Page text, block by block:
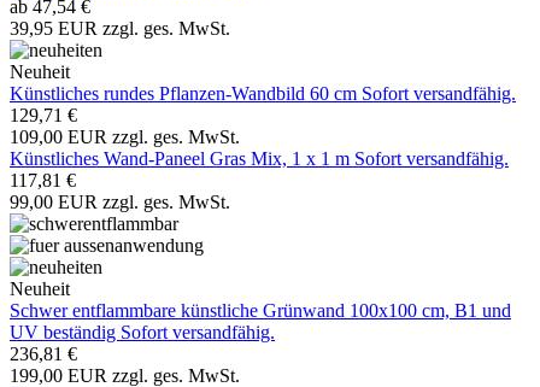
ab 47,54 €
39,95 EUR zzgl. ges. MwSt.
Neuheit
Künstliches rundes Pflanzen-Wandbild 60 cm Sofort versandfähig.
129,71 €
109,00 EUR zzgl. ges. MwSt.
Künstliches Wand-Paneel Gras Mix, 1 x 1 m Sofort versandfähig.
117,81 €
99,00 EUR zzgl. ges. MwSt.
Neuheit
Schwer entflammbare künstliche Grünwand 100x100 cm, B1 und
UV beständig Sofort versandfähig.
236,81 €
199,00 EUR zzgl. ges. MwSt.